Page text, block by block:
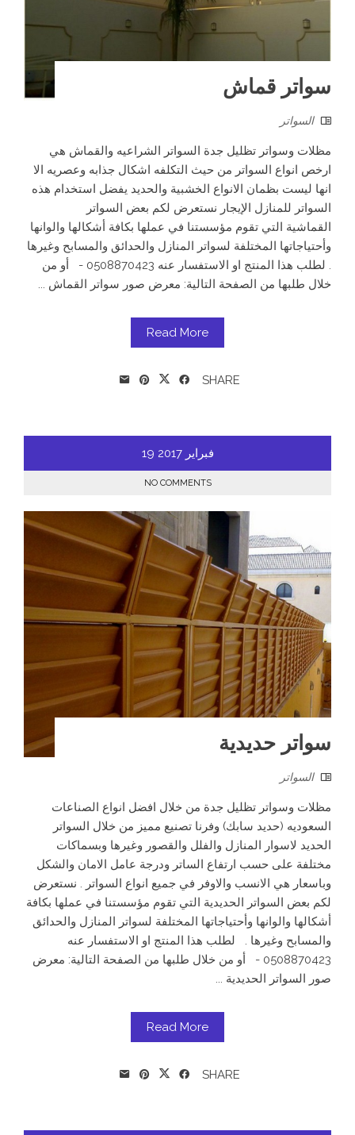
سواتر قماش
السواتر
مظلات وسواتر تظليل جدة السواتر الشراعيه والقماش هي
ارخص انواع السواتر من حيث التكلفه اشكال جذابه وعصريه الا
انها ليست بظمان الانواع الخشبية والحديد يفضل استخدام هذه
السواتر للمنازل الإيجار نستعرض لكم بعض السواتر
القماشية التي تقوم مؤسستنا في عملها بكافة أشكالها والوانها
وأحتياجاتها المختلفة لسواتر المنازل والحدائق والمسابح وغيرها
. لطلب هذا المنتج او الاستفسار عنه 0508870423 - أو من
خلال طلبها من الصفحة التالية: معرض صور سواتر القماش ...
Read More
SHARE
فبراير 19 2017
NO COMMENTS
سواتر حديدية
السواتر
مظلات وسواتر تظليل جدة من خلال افضل انواع الصناعات
السعوديه (حديد سابك) وفرنا تصنيع مميز من خلال السواتر
الحديد لاسوار المنازل والفلل والقصور وغيرها وبسماكات
مختلفة على حسب ارتفاع الساتر ودرجة عامل الامان والشكل
وباسعار هي الانسب والاوفر في جميع انواع السواتر . نستعرض
لكم بعض السواتر الحديدية التي تقوم مؤسستنا في عملها بكافة
أشكالها والوانها وأحتياجاتها المختلفة لسواتر المنازل والحدائق
والمسابح وغيرها . لطلب هذا المنتج او الاستفسار عنه
0508870423 - أو من خلال طلبها من الصفحة التالية: معرض
صور السواتر الحديدية ...
Read More
SHARE